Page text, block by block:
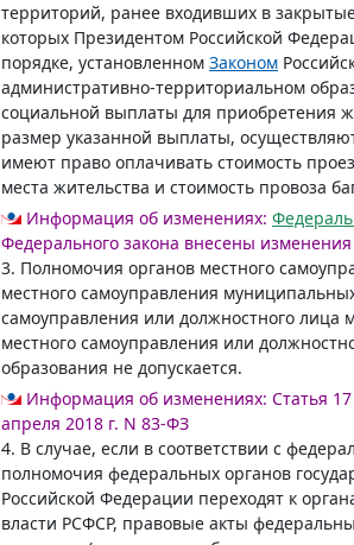
территорий, ранее входивших в
которых Президентом Российской
порядке, установленном Законом
административно-территориальном
социальной выплаты для приобретения
размер указанной выплаты,
имеют право оплачивать стоимость
места жительства и стоимость провоза
Информация об изменениях:
Федерального закона внесены изменения
3. Полномочия органов местного
местного самоуправления
самоуправления или должностного лица
местного самоуправления или
образования не допускается.
Информация об изменениях: Статья
апреля 2018 г. N 83-ФЗ
4. В случае, если в соответствии с
полномочия федеральных органов
Российской Федерации переходят к
власти РСФСР, правовые акты